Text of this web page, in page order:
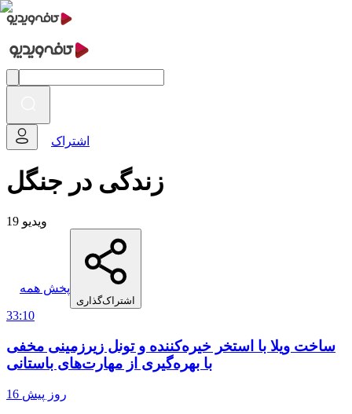
اشتراک
زندگی در جنگل
19 ویدیو
پخش همه
اشتراک‌گذاری
33:10
ساخت ویلا با استخر خیره‌کننده و تونل زیرزمینی مخفی
با بهره‌گیری از مهارت‌های باستانی
16 روز پیش